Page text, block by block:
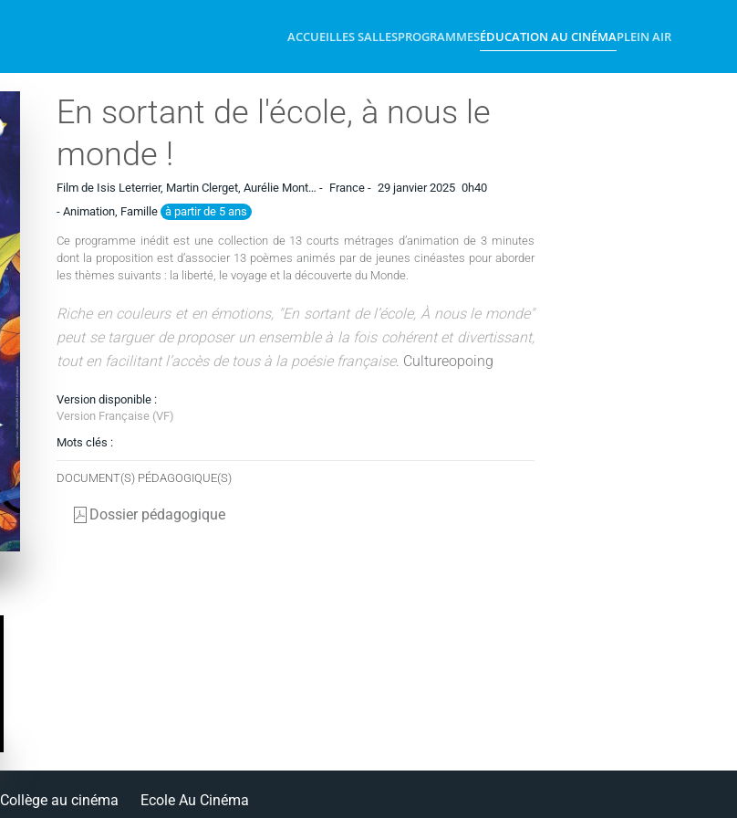
ACCUEILLES SALLESPROGRAMMESÉDUCATION AU CINÉMAPLEIN AIR
En sortant de l'école, à nous le
monde !
Film de Isis Leterrier, Martin Clerget, Aurélie Mont… - France - 29 janvier 2025 0h40
- Animation, Famille à partir de 5 ans
Ce programme inédit est une collection de 13 courts métrages d’animation de 3 minutes
dont la proposition est d’associer 13 poèmes animés par de jeunes cinéastes pour aborder
les thèmes suivants : la liberté, le voyage et la découverte du Monde.
Riche en couleurs et en émotions, "En sortant de l’école, À nous le monde"
peut se targuer de proposer un ensemble à la fois cohérent et divertissant,
tout en facilitant l’accès de tous à la poésie française. Cultureopoing
Version disponible :
Version Française (VF)
Mots clés :
DOCUMENT(S) PÉDAGOGIQUE(S)
Dossier pédagogique
Collège au cinéma Ecole Au Cinéma